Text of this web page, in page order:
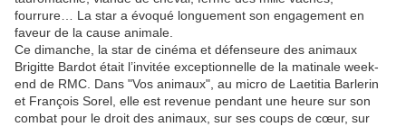
fourrure… La star a évoqué longuement son engagement en
faveur de la cause animale.
Ce dimanche, la star de cinéma et défenseure des animaux
Brigitte Bardot était l’invitée exceptionnelle de la matinale week-
end de RMC. Dans "Vos animaux", au micro de Laetitia Barlerin
et François Sorel, elle est revenue pendant une heure sur son
combat pour le droit des animaux, sur ses coups de cœur, sur